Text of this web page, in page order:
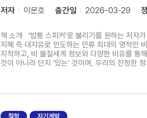
저자 이문호 출간일 2026-03-29
책 소개 '밥통 스피커'로 불리기를 원하는 저자가 25년여 동안 국내외 여러 구도 현장에 투신하며 겪은 실패와 좌절, 그리고 그 끝에서 마주한 고대로부터 전승된 1분기
지혜 즉 대자유로 인도하는 인류 최대의 영적인
지적하고, 비 물질세계 정보와 다양한 비유를 통해 삶과 죽음, 운명과 자유의지의
것이 아니라 단지 ‘있는’ 것이며, 우리의 진정한
철학 자기계발